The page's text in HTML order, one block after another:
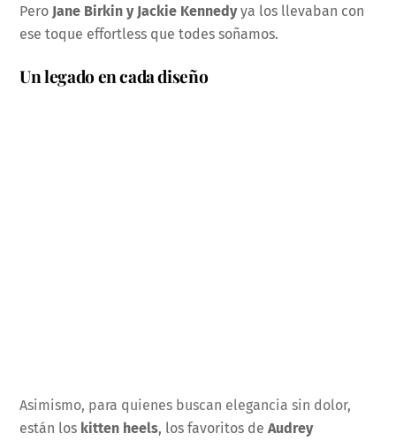
Pero Jane Birkin y Jackie Kennedyya los llevaban con
ese toque effortless que todes soñamos.
Un legado en cada diseño
Asimismo, para quienes buscan elegancia sin dolor,
están los kitten heels, los favoritos deAudrey